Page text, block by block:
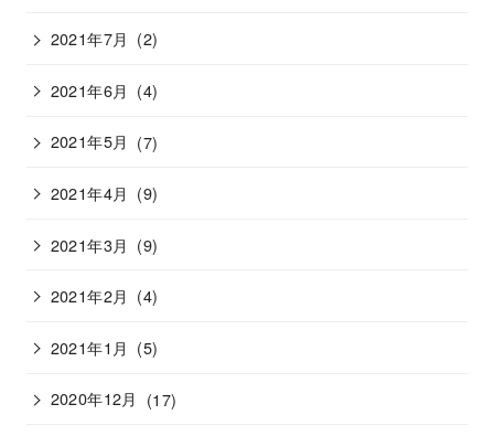
2021年7月 (2)
2021年6月 (4)
2021年5月 (7)
2021年4月 (9)
2021年3月 (9)
2021年2月 (4)
2021年1月 (5)
2020年12月 (17)